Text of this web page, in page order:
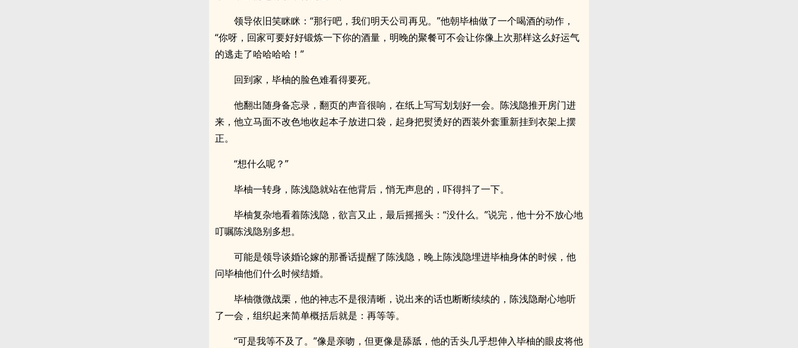
领导依旧笑眯眯：“那行吧，我们明天公司再见。”他朝毕柚做了一个喝酒的动作，
“你呀，回家可要好好锻炼一下你的酒量，明晚的聚餐可不会让你像上次那样这么好运气
的逃走了哈哈哈哈！”
回到家，毕柚的脸色难看得要死。
他翻出随身备忘录，翻页的声音很响，在纸上写写划划好一会。陈浅隐推开房门进
来，他立马面不改色地收起本子放进口袋，起身把熨烫好的西装外套重新挂到衣架上摆
正。
“想什么呢？”
毕柚一转身，陈浅隐就站在他背后，悄无声息的，吓得抖了一下。
毕柚复杂地看着陈浅隐，欲言又止，最后摇摇头：“没什么。”说完，他十分不放心地
叮嘱陈浅隐别多想。
可能是领导谈婚论嫁的那番话提醒了陈浅隐，晚上陈浅隐埋进毕柚身体的时候，他
问毕柚他们什么时候结婚。
毕柚微微战栗，他的神志不是很清晰，说出来的话也断断续续的，陈浅隐耐心地听
了一会，组织起来简单概括后就是：再等等。
“可是我等不及了。”像是亲吻，但更像是舔舐，他的舌头几乎想伸入毕柚的眼皮将他